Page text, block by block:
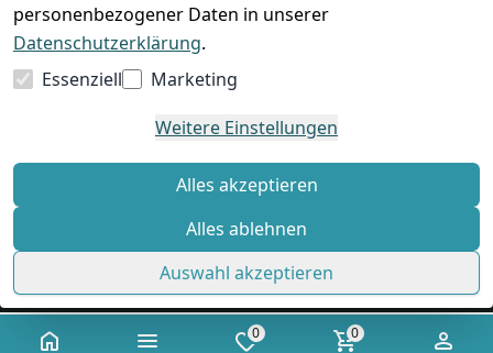
0 0
personenbezogener Daten in unserer
Datenschutzerklärung.
Essenziell
Marketing
Weitere Einstellungen
Alles akzeptieren
Alles ablehnen
Auswahl akzeptieren
Alle Preise verstehen sich inkl. gesetzl. MwSt. und zzgl.
© Standard Shop 2026